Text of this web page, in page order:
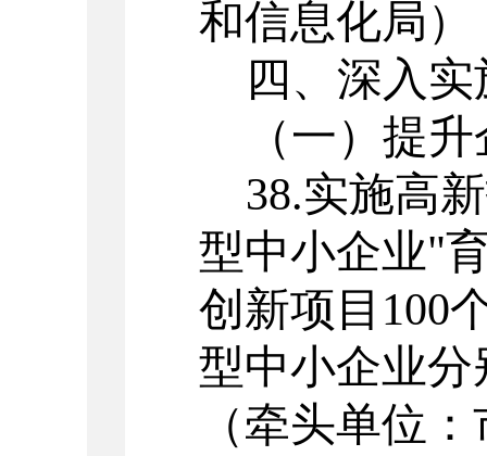
和信息化局）
四 、 深入实
（一） 提升
38.实施高
型中小企业"
创新项目 100
型中小企业分
（牵头单位